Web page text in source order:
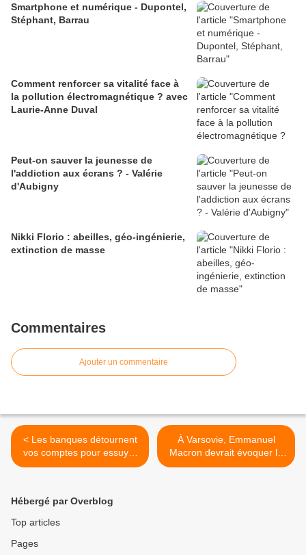
Smartphone et numérique - Dupontel,
Stéphant, Barrau
Comment renforcer sa vitalité face à
la pollution électromagnétique ? avec
Laurie-Anne Duval
Peut-on sauver la jeunesse de
l'addiction aux écrans ? - Valérie
d'Aubigny
Nikki Florio : abeilles, géo-ingénierie,
extinction de masse
Commentaires
Ajouter un commentaire
< Les banques détournent
vos comptes pour essuyer
la dette selon l'économiste-
À Varsovie, Emmanuel
Macron devrait évoquer le
déploiement d’une mission
Hébergé par Overblog
Top articles
Pages